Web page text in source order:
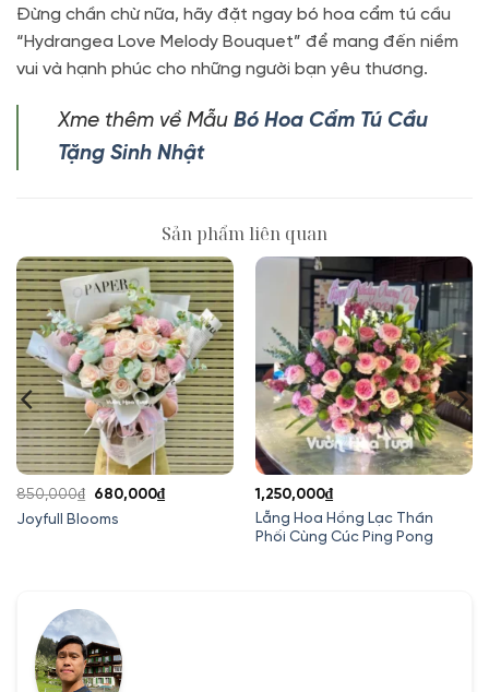
Đừng chần chừ nữa, hãy đặt ngay bó hoa cẩm tú cầu
“Hydrangea Love Melody Bouquet” để mang đến niềm
vui và hạnh phúc cho những người bạn yêu thương.
Xme thêm về Mẫu Bó Hoa Cẩm Tú Cầu
Tặng Sinh Nhật
Sản phẩm liên quan
Joyfull Blooms
850,000₫
Giá
gốc
680,000₫Giá
Lẵng Hoa Hồng Lạc Thần
Phối Cùng Cúc Ping Pong
1,250,000₫